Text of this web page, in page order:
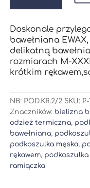
z
rękawem
Doskonale
bawełniana
delikatną
rozmiarach M-
krótkim
NB: POD.KR.2/2 SKU: P-
Znaczników: bielizna
odzież termiczna,
bawełniana,
podkoszulka męska,
rękawem,
ramiączka